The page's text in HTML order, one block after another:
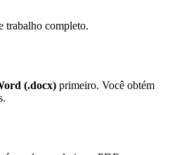
trabalho completo.
(.docx) primeiro. Você obtém